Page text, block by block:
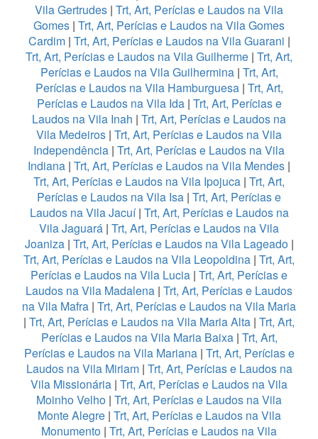
Vila Gertrudes | Trt, Art, Perícias e Laudos na Vila
Gomes | Trt, Art, Perícias e Laudos na Vila Gomes
Cardim| Trt, Art, Perícias e Laudos na Vila Guarani |
Trt, Art, Perícias e Laudos na Vila Guilherme | Trt, Art,
Perícias e Laudos na Vila Guilhermina| Trt, Art,
Perícias e Laudos na Vila Hamburguesa| Trt, Art,
Perícias e Laudos na Vila Ida| Trt, Art, Perícias e
Laudos na Vila Inah | Trt, Art, Perícias e Laudos na
Vila Medeiros | Trt, Art, Perícias e Laudos na Vila
Independência | Trt, Art, Perícias e Laudos na Vila
Indiana | Trt, Art, Perícias e Laudos na Vila Mendes |
Trt, Art, Perícias e Laudos na Vila Ipojuca | Trt, Art,
Perícias e Laudos na Vila Isa | Trt, Art, Perícias e
Laudos na Vila Jacuí| Trt, Art, Perícias e Laudos na
Vila Jaguará | Trt, Art, Perícias e Laudos na Vila
Joaniza| Trt, Art, Perícias e Laudos na Vila Lageado|
Trt, Art, Perícias e Laudos na Vila Leopoldina | Trt, Art,
Perícias e Laudos na Vila Lucia | Trt, Art, Perícias e
Laudos na Vila Madalena | Trt, Art, Perícias e Laudos
na Vila Mafra | Trt, Art, Perícias e Laudos na Vila Maria
| Trt, Art, Perícias e Laudos na Vila Maria Alta | Trt, Art,
Perícias e Laudos na Vila Maria Baixa| Trt, Art,
Perícias e Laudos na Vila Mariana| Trt, Art, Perícias e
Laudos na Vila Miriam| Trt, Art, Perícias e Laudos na
Vila Missionária | Trt, Art, Perícias e Laudos na Vila
Moinho Velho | Trt, Art, Perícias e Laudos na Vila
Monte Alegre| Trt, Art, Perícias e Laudos na Vila
Monumento | Trt, Art, Perícias e Laudos na Vila